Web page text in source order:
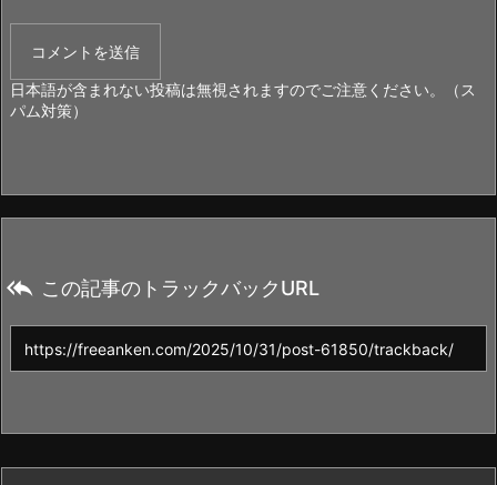
日本語が含まれない投稿は無視されますのでご注意ください。（ス
パム対策）
 この記事のトラックバックURL